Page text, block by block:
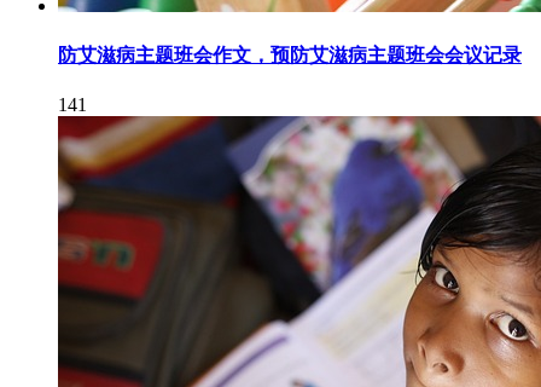
防艾滋病主题班会作文，预防艾滋病主题班会会议记录
141